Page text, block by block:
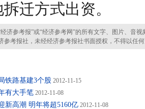
迁方式出资。
参考报”或“经济参考网”的所有文字、图片、音视
参考报社，未经经济参考报社书面授权，不得以任
铁路基建3个股 2012-11-15
有大手笔 2012-11-08
新高潮 明年将超5160亿 2012-11-08